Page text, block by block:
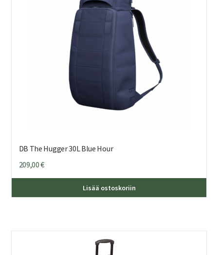
DB The Hugger 30L Blue Hour
209,00€
Lisää ostoskoriin